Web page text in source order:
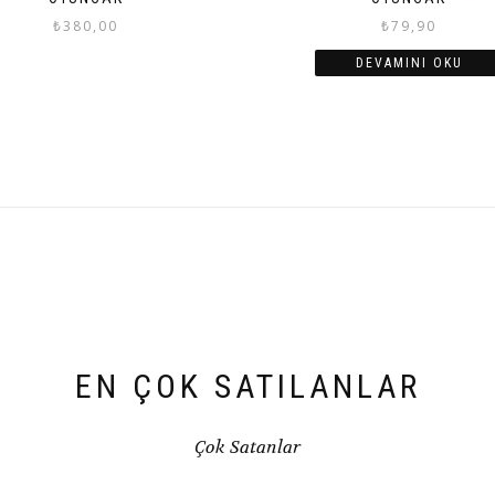
₺380,00 ₺79,90
DEVAMINI OKU
EN ÇOK SATILANLAR
Çok Satanlar